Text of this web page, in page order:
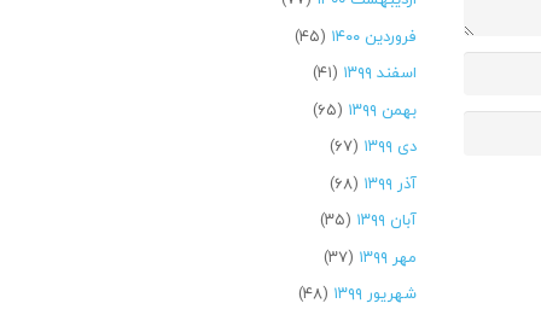
فروردین ۱۴۰۰
(۴۵)
اسفند ۱۳۹۹
(۴۱)
بهمن ۱۳۹۹
(۶۵)
دی ۱۳۹۹
(۶۷)
آذر ۱۳۹۹
(۶۸)
آبان ۱۳۹۹
(۳۵)
مهر ۱۳۹۹
(۳۷)
شهریور ۱۳۹۹
(۴۸)